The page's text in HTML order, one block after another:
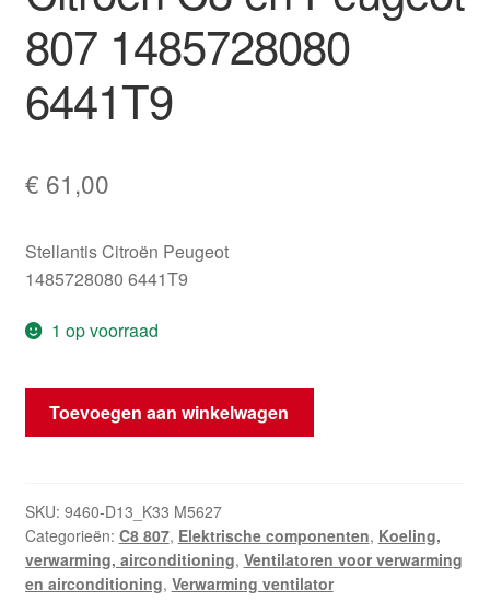
807 1485728080
6441T9
€ 61,00
Stellantis Citroën Peugeot
1485728080 6441T9
1 op voorraad
Luchtventilator
voor
en
Peugeot
807
1485728080
Toevoegen aan winkelwagen
SKU: 9460-D13_K33 M5627
Categorieën: C8 807, Elektrische componenten, Koeling,
verwarming, airconditioning, Ventilatoren voor verwarming
en airconditioning, Verwarming ventilator